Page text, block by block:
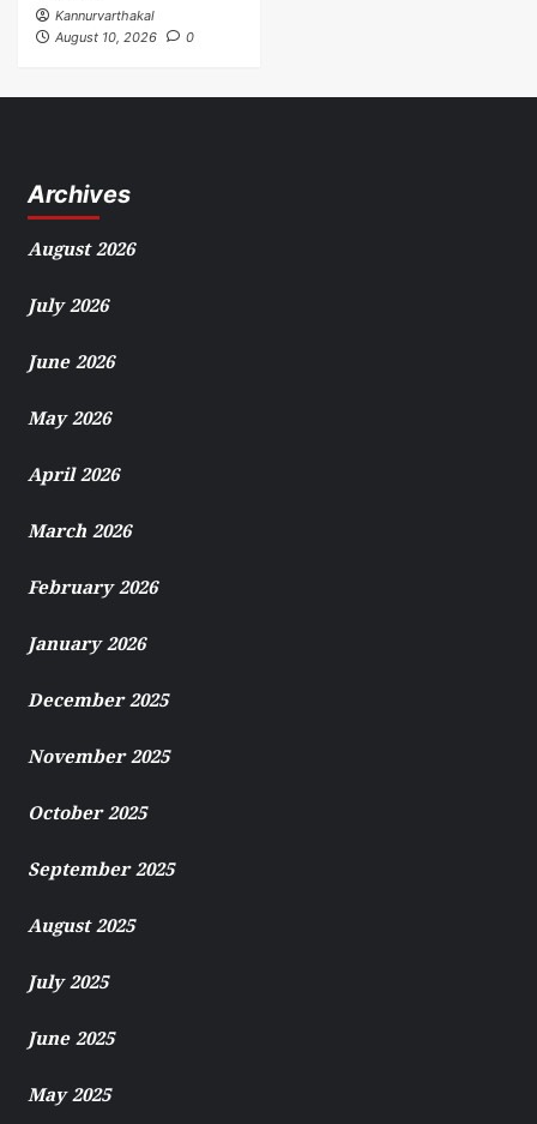
Kannurvarthakal
August 10, 2026
0
Archives
August 2026
July 2026
June 2026
May 2026
April 2026
March 2026
February 2026
January 2026
December 2025
November 2025
October 2025
September 2025
August 2025
July 2025
June 2025
May 2025